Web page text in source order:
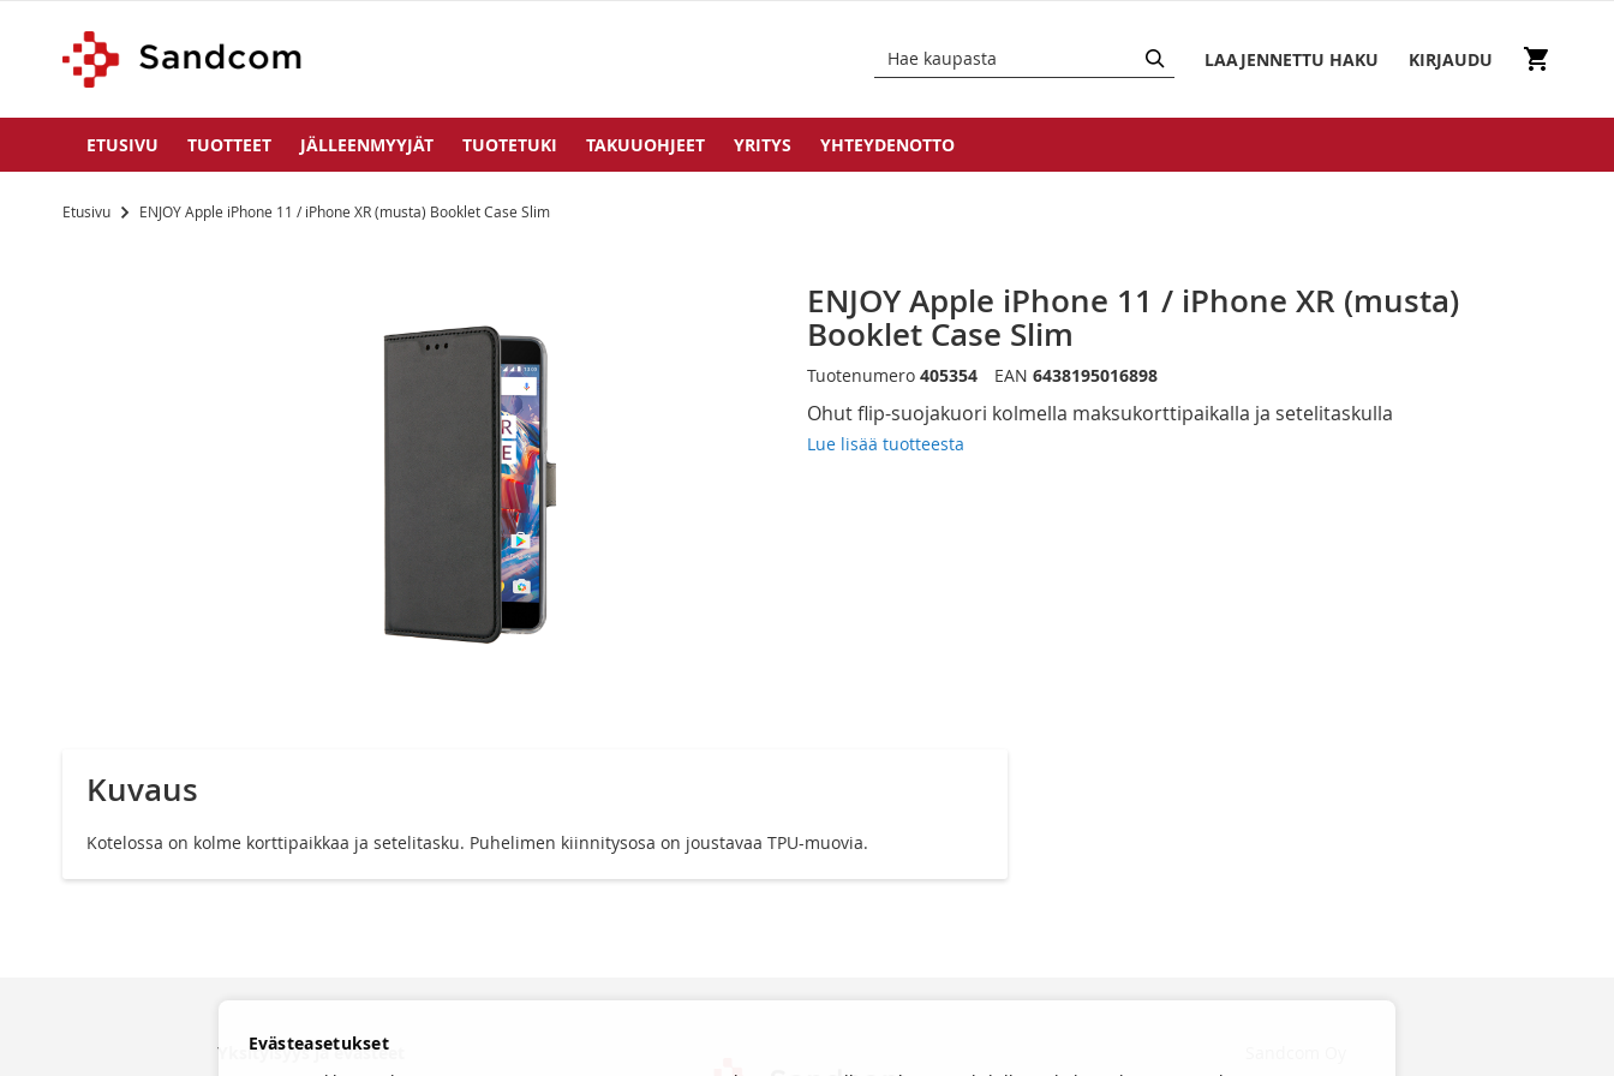
KIRJAUDU
LAAJENNETTU HAKU
HAKU
ETUSIVU TUOTTEET JÄLLEENMYYJÄT TUOTETUKI TAKUUOHJEET YRITYS YHTEYDENOTTO
Etusivu ENJOY Apple iPhone 11 / iPhone XR (musta) Booklet Case Slim
ENJOY Apple iPhone 11 / iPhone XR (musta)
Booklet Case Slim
Ohut flip-suojakuori kolmella maksukorttipaikalla ja setelitaskulla
Lue lisää tuotteesta
Tuotenumero 405354 EAN 6438195016898
Kuvaus
Kotelossa on kolme korttipaikkaa ja setelitasku. Puhelimen kiinnitysosa on joustavaa TPU-muovia.
Yksityisyys ja evästeet
Evästeasetukset